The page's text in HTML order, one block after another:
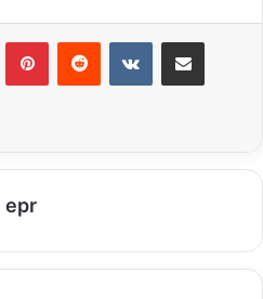
epr